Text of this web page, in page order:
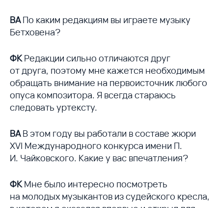
ВАПо каким редакциям вы играете музыку
Бетховена?
ФКРедакции сильно отличаются друг
от друга, поэтому мне кажется необходимым
обращать внимание на первоисточник любого
опуса композитора. Я всегда стараюсь
следовать уртексту.
ВА В этом году вы работали в составе жюри
XVI Международного конкурса имени П.
И. Чайковского. Какие у вас впечатления?
ФК Мне было интересно посмотреть
на молодых музыкантов из судейского кресла,